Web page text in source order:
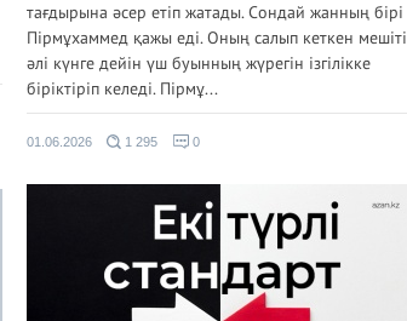
тағдырына әсер етіп жатады. Сондай жанның бірі
Пірмұхаммед қажы еді. Оның салып кеткен мешіті
әлі күнге дейін үш буынның жүрегін ізгілікке
біріктіріп келеді. Пірмұ...
01.06.2026 1 295 0